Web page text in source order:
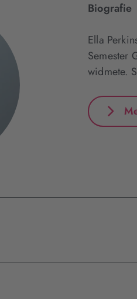
Biografie
Ella
Semester
widmete.